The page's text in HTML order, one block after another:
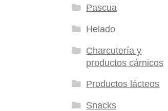
Pascua
Helado
Charcutería y
productos cárnicos
Productos lácteos
Snacks